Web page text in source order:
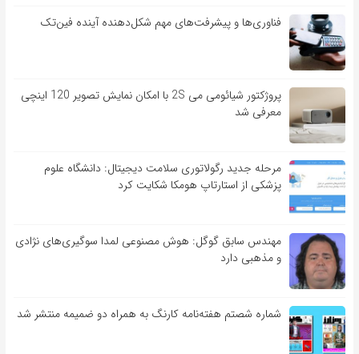
فناوری‌ها و پیشرفت‌های مهم شکل‌دهنده آینده فین‌تک
پروژکتور شیائومی می 2S با امکان نمایش تصویر 120 اینچی
معرفی شد
مرحله جدید رگولاتوری سلامت دیجیتال: دانشگاه علوم
پزشکی از استارتاپ هومکا شکایت کرد
مهندس سابق گوگل: هوش مصنوعی لمدا سوگیری‌های نژادی
و مذهبی دارد
شماره شصتم هفته‌نامه کارنگ به همراه دو ضمیمه منتشر شد